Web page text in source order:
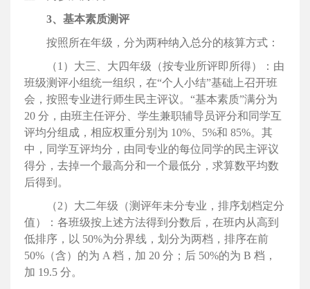
3、基本素质测评
按照所在年级，分为两种纳入总分的核算方式：
（1）大三、大四年级（按专业所评即所得）：由
班级测评小组统一组织，在“个人小结”基础上召开班
会，按照专业进行师生民主评议。“基本素质”满分为
20 分，由班主任评分、学生兼职辅导员评分和同学互
评均分组成，相应权重分别为 10%、5%和 85%。其
中，同学互评均分，由同专业的每位同学的民主评议
得分，去掉一个最高分和一个最低分，求算数平均数
后得到。
（2）大二年级（测评年未分专业，排序划档定分
值）：各班级按上述方法得到分数后，在班内从高到
低排序，以 50%为分界线，划分为两档，排序在前
50%（含）的为 A 档，加 20 分；后 50%的为 B 档，
加 19.5 分。